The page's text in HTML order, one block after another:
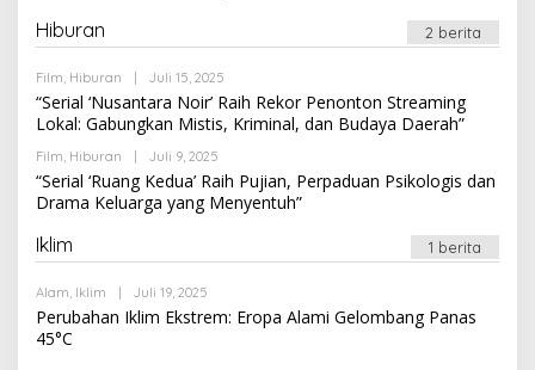
Hiburan 2 berita
Film, Hiburan Juli 15, 2025
Newssportsaz_0q4zf1
“Serial ‘Nusantara Noir’ Raih Rekor Penonton Streaming
Lokal: Gabungkan Mistis, Kriminal, dan Budaya Daerah”
Film, Hiburan Juli 9, 2025
Newssportsaz_0q4zf1
“Serial ‘Ruang Kedua’ Raih Pujian, Perpaduan Psikologis dan
Drama Keluarga yang Menyentuh”
Iklim 1 berita
Alam, Iklim Juli 19, 2025
Newssportsaz_0q4zf1
Perubahan Iklim Ekstrem: Eropa Alami Gelombang Panas
45°C